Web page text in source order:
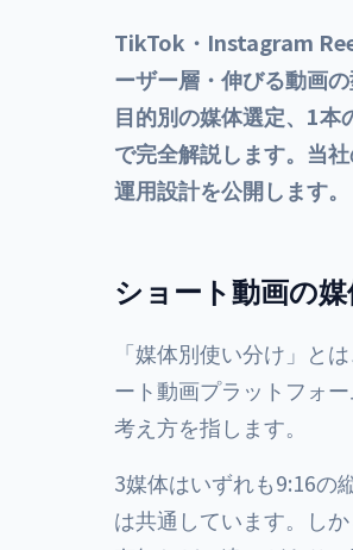
TikTok・Instagram
ーザー層・伸びる動画
目的別の媒体選定、1
で完全解説します。当
運用設計を公開します。
ショート動画の
「媒体別使い分け」と
ート動画プラットフォ
考え方を指します。
3媒体はいずれも9:16の
は共通しています。し